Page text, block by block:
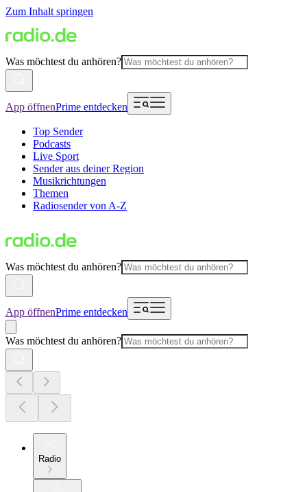
Zum Inhalt springen
Was möchtest du anhören?
App öffnenPrime entdecken
Top Sender
Podcasts
Live Sport
Sender aus deiner Region
Musikrichtungen
Themen
Radiosender von A-Z
Was möchtest du anhören?
App öffnenPrime entdecken
Was möchtest du anhören?
Radio